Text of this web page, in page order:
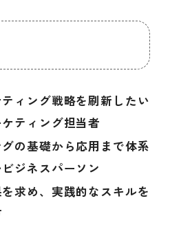
ィング戦略を刷新したい
ティング担当者
の基礎から応用まで体系
ジネスパーソン
求め、実践的なスキルを